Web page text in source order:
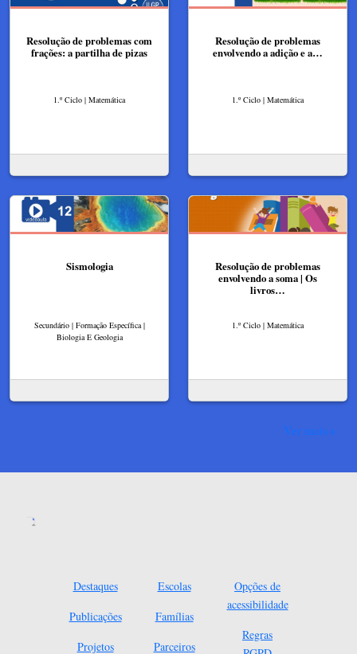
Resolução de problemas com
frações: a partilha de pizas
1.º Ciclo | Matemática
Resolução de problemas
envolvendo a adição e a…
1.º Ciclo | Matemática
Sismologia
Secundário | Formação Específica |
Biologia E Geologia
Resolução de problemas
envolvendo a soma | Os
livros…
1.º Ciclo | Matemática
Ver mais
Destaques
Publicações
Projetos
Escolas
Famílias
Parceiros
Opções de
acessibilidade
Regras